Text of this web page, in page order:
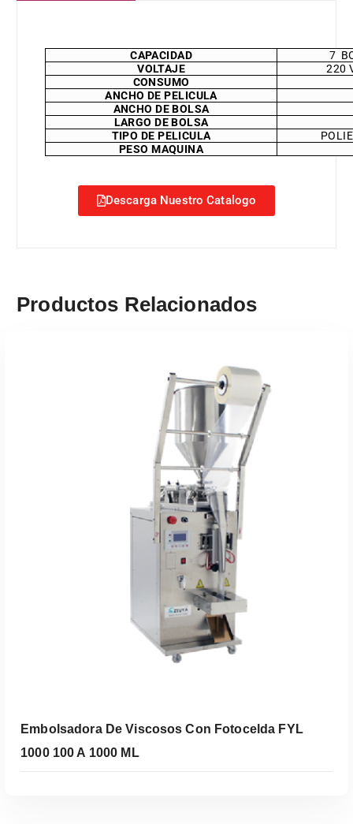
CAPACIDAD
7
VOLTAJE
220
CONSUMO
ANCHO DE PELICULA
ANCHO DE BOLSA
LARGO DE BOLSA
TIPO DE PELICULA
PESO MAQUINA
Descarga Nuestro Catalogo
Productos Relacionados
Embolsadora De Viscosos Con Fotocelda FYL
1000 100 A 1000 ML